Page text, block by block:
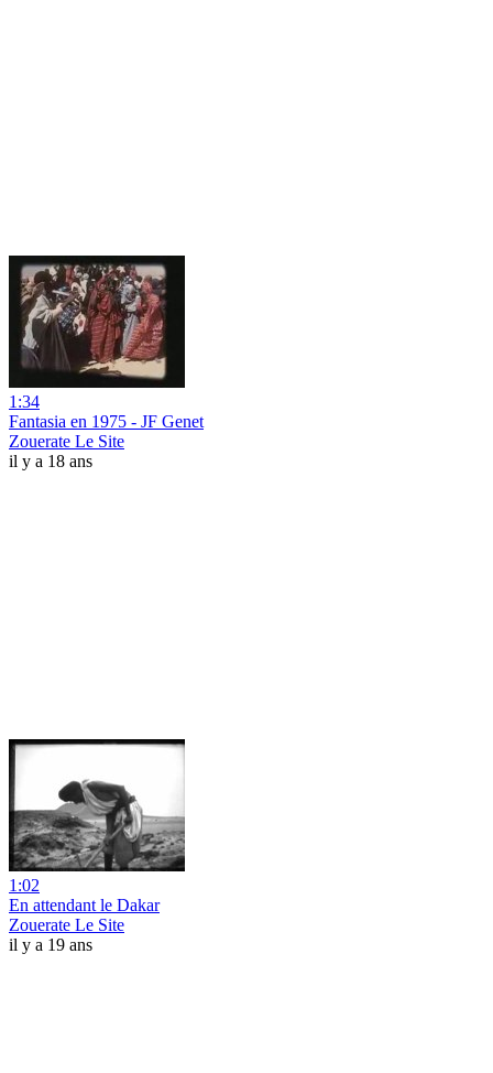
1:34
Fantasia en 1975 - JF Genet
Zouerate Le Site
il y a 18 ans
1:02
En attendant le Dakar
Zouerate Le Site
il y a 19 ans